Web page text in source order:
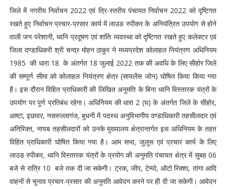
जिले में नगरीय निर्वाचन 2022 एवं त्रि-स्तरीय पंचायत निर्वाचन 2022 को दृष्टिगत
रखते हुए निर्वाचन प्रचार-प्रसार कार्य में लाउड स्पीकर के अनियंत्रित उपयोग से होने
वाली जन परेशानी, ध्वनि प्रदूषण एवं शांति व्यवस्था को दृष्टिगत रखते हुए कलेक्टर एवं
जिला दण्डाधिकरी श्री चन्द्र मोहन ठाकुर ने मध्यप्रदेश कोलाहल नियंत्रण अधिनियम
1985 की धारा 18 के अंतर्गत 18 जुलाई 2022 तक की अवधि के लिए सीहोर जिले
की सम्पूर्ण सीमा को कोलाहल नियंत्रण क्षेत्र (सायलेंस जोन) घोषित किया किया गया
है। इस दौरान विहित प्राधिकारी की लिखित अनुमति के बिना ध्वनि विस्तारक यंत्रों के
उपयोग पर पूर्ण प्रतिबंध रहेगा। अधिनियम की धारा 2 (घ) के अंतर्गत जिले के सीहोर,
आष्टा, इछावर, नसरुल्लागंज, बुधनी में पदस्थ अनुविभागीय दण्डाधिकारी तहसीलदार एवं
अतिरिक्त, नायब तहसीलदारों को उनके मुख्यालय क्षेत्रान्तर्गत इस अधिनियम के तहत
विहित प्राधिकारी घोषित किया गया है। आम सभा, जुलूस एवं प्रचार कार्य के लिए
लाउड स्पीकर, ध्वनि विस्तारक यंत्रों के प्रयोग की अनुमति पंचायत क्षेत्र में सुबह 06
बजे से रात्रि 10 बजे तक दी जा सकेगी। ट्रक, जीप, टेम्पो, ऑटो रिक्शा, तांगा आदि
वाहनों से चुनाव प्रचार-प्रसार की अनुमति आवेदन करने पर ही दी जा सकेगी। आवेदन